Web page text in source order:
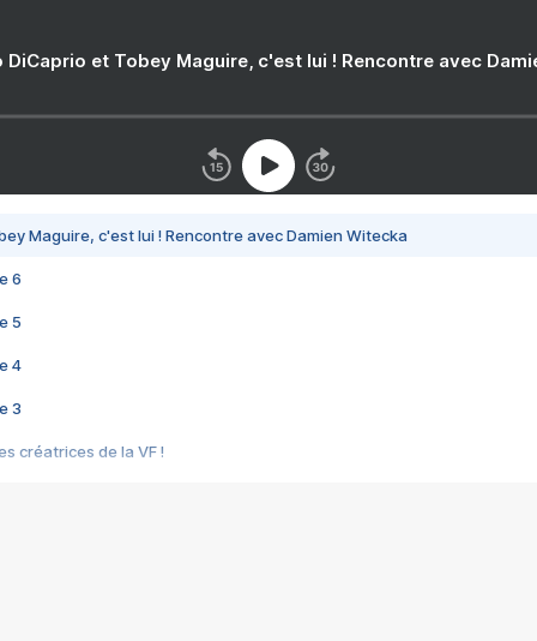
DiCaprio et Tobey Maguire, c'est lui ! Rencontre avec
Maguire, c'est lui ! Rencontre avec Damien Witecka
6
5
4
3
créatrices de la VF !